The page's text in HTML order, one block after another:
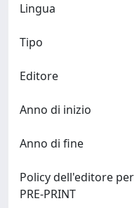
Lingua
Tipo
Editore
Anno di inizio
Anno di fine
Policy dell'editore per
PRE-PRINT